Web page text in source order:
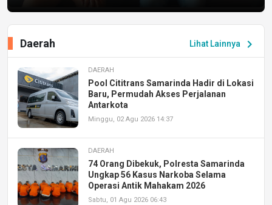
Lihat Lainnya chevron_right
Daerah
DAERAH
Pool Cititrans Samarinda Hadir di Lokasi
Baru, Permudah Akses Perjalanan
Antarkota
Minggu, 02 Agu 2026 14:37
DAERAH
74 Orang Dibekuk, Polresta Samarinda
Ungkap 56 Kasus Narkoba Selama
Operasi Antik Mahakam 2026
Sabtu, 01 Agu 2026 06:43